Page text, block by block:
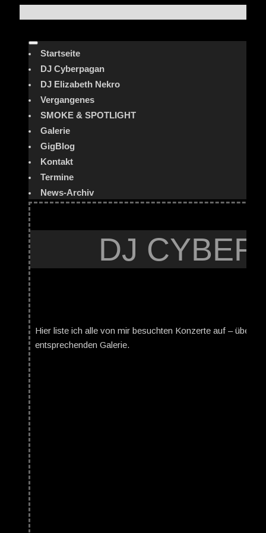
Startseite
DJ Cyberpagan
DJ Elizabeth Nekro
Vergangenes
SMOKE & SPOTLIGHT
Galerie
GigBlog
Kontakt
Termine
News-Archiv
DJ
Hier liste ich alle von mir besuchten Konzerte auf – über
entsprechenden Galerie.